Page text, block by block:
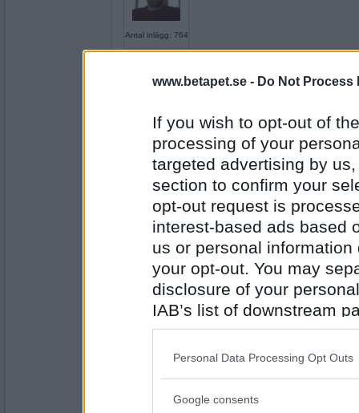
www.betapet.se - Do Not Process
If you wish to opt-out of
processing of your
targeted advertising by
section to confirm your
opt-out request is
interest-based ads based
us or personal
your opt-out. You may
disclosure of your
IAB’s list of downstream
also be disclosed by us
Downstream Participants
Please note that this
Personal Data Processing Opt Outs
Google consents
Antal inlägg: 764
Antal inlägg:
Öva
eva-leva
Antal inlägg:
15408
praktisera
missundersto
Antal inlägg: